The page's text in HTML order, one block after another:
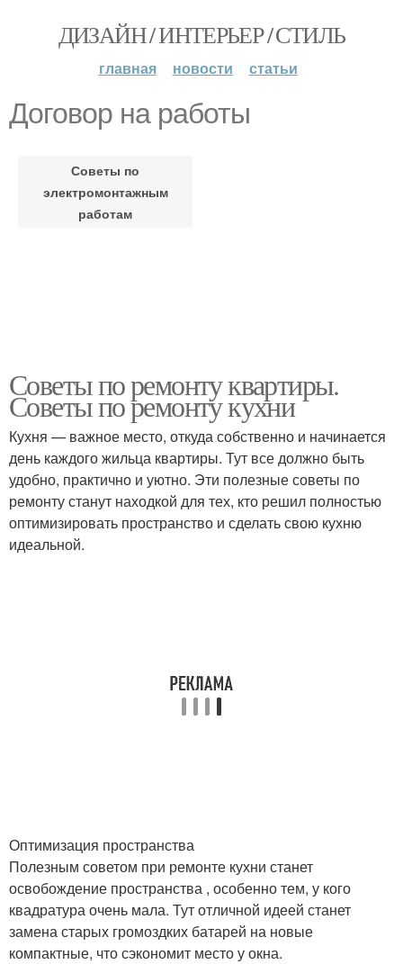
ДИЗАЙН / ИНТЕРЬЕР / СТИЛЬ
главная новости статьи
Договор на работы
Советы по
электромонтажным
работам
Советы по ремонту квартиры.
Советы по ремонту кухни
Кухня — важное место, откуда собственно и начинается
день каждого жильца квартиры. Тут все должно быть
удобно, практично и уютно. Эти полезные советы по
ремонту станут находкой для тех, кто решил полностью
оптимизировать пространство и сделать свою кухню
идеальной.
Оптимизация пространства
Полезным советом при ремонте кухни станет
освобождение пространства , особенно тем, у кого
квадратура очень мала. Тут отличной идеей станет
замена старых громоздких батарей на новые
компактные, что сэкономит место у окна.